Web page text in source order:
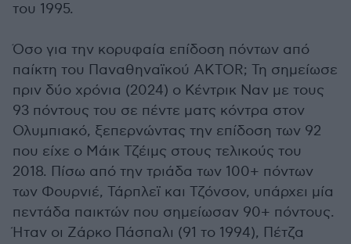
του 1995.
Όσο για την κορυφαία επίδοση πόντων από
παίκτη του Παναθηναϊκού AKTOR; Τη σημείωσε
πριν δύο χρόνια (2024) ο Κέντρικ Ναν με τους
93 πόντους του σε πέντε ματς κόντρα στον
Ολυμπιακό, ξεπερνώντας την επίδοση των 92
που είχε ο Μάικ Τζέιμς στους τελικούς του
2018. Πίσω από την τριάδα των 100+ πόντων
των Φουρνιέ, Τάρπλεϊ και Τζόνσον, υπάρχει μία
πεντάδα παικτών που σημείωσαν 90+ πόντους.
Ήταν οι Ζάρκο Πάσπαλι (91 το 1994), Πέτζα